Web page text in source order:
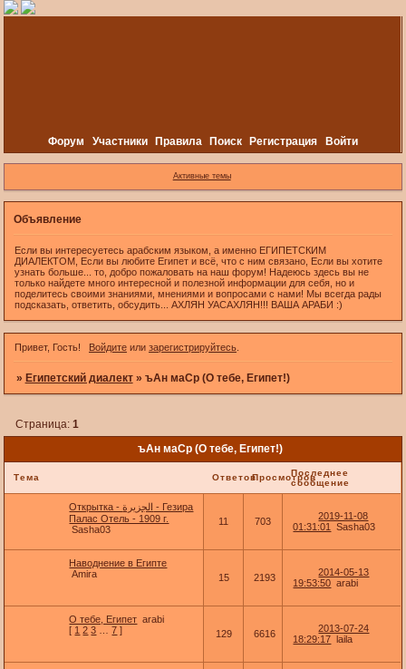
Форум Участники Правила Поиск Регистрация Войти
Активные темы
Объявление
Если вы интересуетесь арабским языком, а именно ЕГИПЕТСКИМ
ДИАЛЕКТОМ, Если вы любите Египет и всё, что с ним связано, Если вы хотите
узнать больше... то, добро пожаловать на наш форум! Надеюсь здесь вы не
только найдете много интересной и полезной информации для себя, но и
поделитесь своими знаниями, мнениями и вопросами с нами! Мы всегда рады
подсказать, ответить, обсудить... АХЛЯН УАСАХЛЯН!!! ВАША АРАБИ :)
Привет, Гость! Войдитеили зарегистрируйтесь.
» Египетский диалект » ъАн маСр (О тебе, Египет!)
ъАн маСр (О тебе, Египет!)
Страница: 1
Тема ОтветовПросмотровПоследнее
сообщение
Открытка - الجزيرة - Гезира
Палас Отель - 1909 г.
Sasha03
11 703
2019-11-08
01:31:01
Sasha03
Наводнение в Египте
Amira
15 2193
2014-05-13
19:53:50 arabi
О тебе, Египет arabi
[ 1 2 3 7 ] 129 6616
2013-07-24
18:29:17 laila